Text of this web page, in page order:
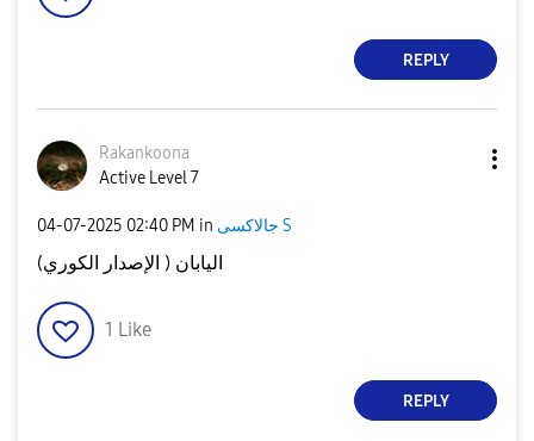
REPLY
Rakankoona
Active Level 7
‎04-07-2025 02:40 PM in جالاكسى S
اليابان ( الإصدار الكوري)
1 Like
REPLY